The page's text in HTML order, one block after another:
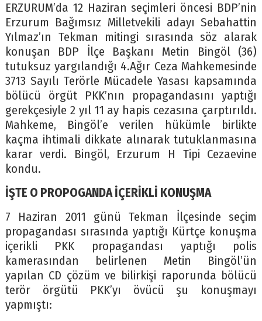
ERZURUM’da 12 Haziran seçimleri öncesi BDP’nin
Erzurum Bağımsız Milletvekili adayı Sebahattin
Yılmaz’ın Tekman mitingi sırasında söz alarak
konuşan BDP İlçe Başkanı Metin Bingöl (36)
tutuksuz yargılandığı 4.Ağır Ceza Mahkemesinde
3713 Sayılı Terörle Mücadele Yasası kapsamında
bölücü örgüt PKK’nın propagandasını yaptığı
gerekçesiyle 2 yıl 11 ay hapis cezasına çarptırıldı.
Mahkeme, Bingöl’e verilen hükümle birlikte
kaçma ihtimali dikkate alınarak tutuklanmasına
karar verdi. Bingöl, Erzurum H Tipi Cezaevine
kondu.
İŞTE O PROPOGANDA İÇERİKLİ KONUŞMA
7 Haziran 2011 günü Tekman İlçesinde seçim
propagandası sırasında yaptığı Kürtçe konuşma
içerikli PKK propagandası yaptığı polis
kamerasından belirlenen Metin Bingöl’ün
yapılan CD çözüm ve bilirkişi raporunda bölücü
terör örgütü PKK’yı övücü şu konuşmayı
yapmıştı: